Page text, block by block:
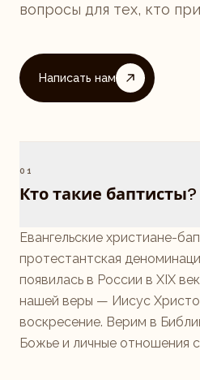
вопросы для тех, кто
Написать нам
01
Кто такие баптисты?
Евангельские христиане-
протестантская
появилась в России в XIX
нашей веры — Иисус
воскресение. Верим в
Божье и личные отношения